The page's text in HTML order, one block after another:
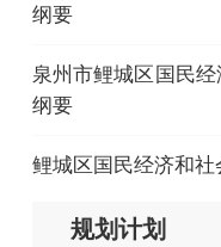
纲要
泉州市鲤城区国民
纲要
鲤城区国民经济和
规划计划